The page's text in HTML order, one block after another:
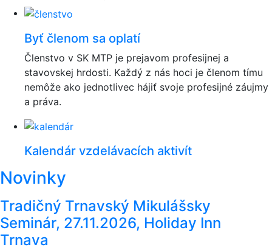
Byť členom sa oplatí
Členstvo v SK MTP je prejavom profesijnej a
stavovskej hrdosti. Každý z nás hoci je členom tímu
nemôže ako jednotlivec hájiť svoje profesijné záujmy
a práva.
Kalendár vzdelávacích aktivít
Novinky
Tradičný Trnavský Mikulášsky
Seminár, 27.11.2026, Holiday Inn
Trnava